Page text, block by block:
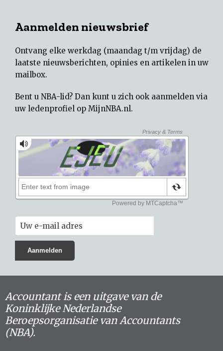
Aanmelden nieuwsbrief
Ontvang elke werkdag (maandag t/m vrijdag) de
laatste nieuwsberichten, opinies en artikelen in uw
mailbox.
Bent u NBA-lid? Dan kunt u zich ook aanmelden via
uw ledenprofiel op MijnNBA.nl.
Accountant is een uitgave van de
Koninklijke Nederlandse
Beroepsorganisatie van Accountants
(NBA).